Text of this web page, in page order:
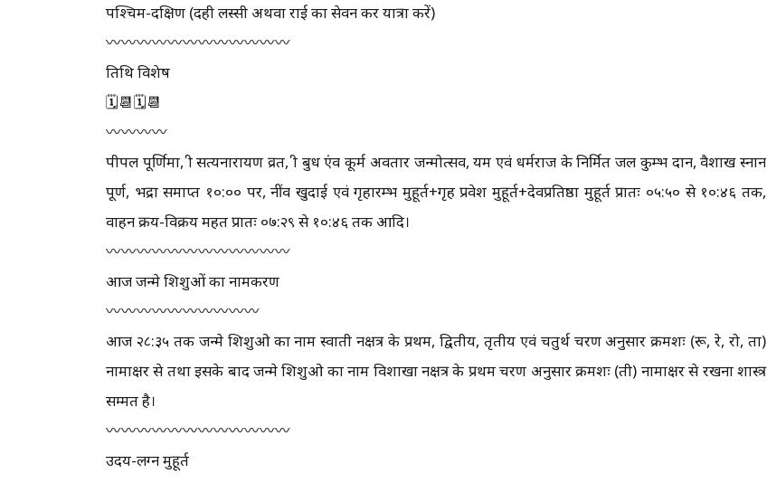
पश्चिम-दक्षिण (दही लस्सी अथवा राई का सेवन कर यात्रा करें)
〰️〰️〰️〰️〰️〰️〰️〰️〰️〰️〰️〰️
तिथि विशेष
🗓📆🗓📆
〰️〰️〰️〰️
पीपल पूर्णिमा, श्री सत्यनारायण व्रत, श्री बुध एंव कूर्म अवतार जन्मोत्सव, यम एवं धर्मराज के निर्मित जल कुम्भ दान, वैशाख स्नान
पूर्ण, भद्रा समाप्त १०:०० पर, नींव खुदाई एवं गृहारम्भ मुहूर्त+गृह प्रवेश मुहूर्त+देवप्रतिष्ठा मुहूर्त प्रातः ०५:५० से १०:४६ तक,
वाहन क्रय-विक्रय महत प्रातः ०७:२९ से १०:४६ तक आदि।
〰️〰️〰️〰️〰️〰️〰️〰️〰️〰️〰️〰️
आज जन्मे शिशुओं का नामकरण
〰️〰️〰️〰️〰️〰️〰️〰️〰️〰️
आज २८:३५ तक जन्मे शिशुओ का नाम स्वाती नक्षत्र के प्रथम, द्वितीय, तृतीय एवं चतुर्थ चरण अनुसार क्रमशः (रू, रे, रो, ता)
नामाक्षर से तथा इसके बाद जन्मे शिशुओ का नाम विशाखा नक्षत्र के प्रथम चरण अनुसार क्रमशः (ती) नामाक्षर से रखना शास्त्र
सम्मत है।
〰️〰️〰️〰️〰️〰️〰️〰️〰️〰️〰️〰️
उदय-लग्न मुहूर्त